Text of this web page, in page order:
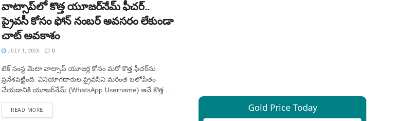
వాట్సాప్‌లో కొత్త యూజర్‌నేమ్ ఫీచర్..
ప్రైవసీ కోసం ఫోన్ నంబర్ అవసరం లేకుండా
చాట్ అవకాశం
JULY 1, 2026 0
టెక్ సంస్థ మెటా వాట్సాప్ యూజర్ల కోసం మరో కొత్త ఫీచర్‌ను
ప్రవేశపెట్టింది. వినియోగదారుల ప్రైవసీని మరింత బలోపేతం
చేయడానికి యూజర్‌నేమ్ (WhatsApp Username) అనే కొత్త ...
READ MORE